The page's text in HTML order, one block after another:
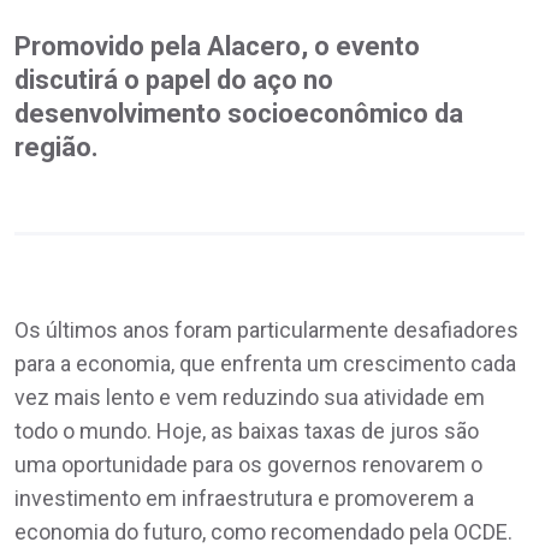
Promovido pela Alacero, o evento
discutirá o papel do aço no
desenvolvimento socioeconômico da
região.
Os últimos anos foram particularmente desafiadores
para a economia, que enfrenta um crescimento cada
vez mais lento e vem reduzindo sua atividade em
todo o mundo. Hoje, as baixas taxas de juros são
uma oportunidade para os governos renovarem o
investimento em infraestrutura e promoverem a
economia do futuro, como recomendado pela OCDE.